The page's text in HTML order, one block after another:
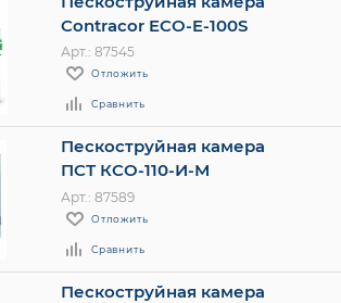
Contracor ECO-E-100S
Арт.: 87545
Отложить
Сравнить
Пескоструйная камера
ПСТ КСО-110-И-М
Арт.: 87589
Отложить
Сравнить
Пескоструйная камера